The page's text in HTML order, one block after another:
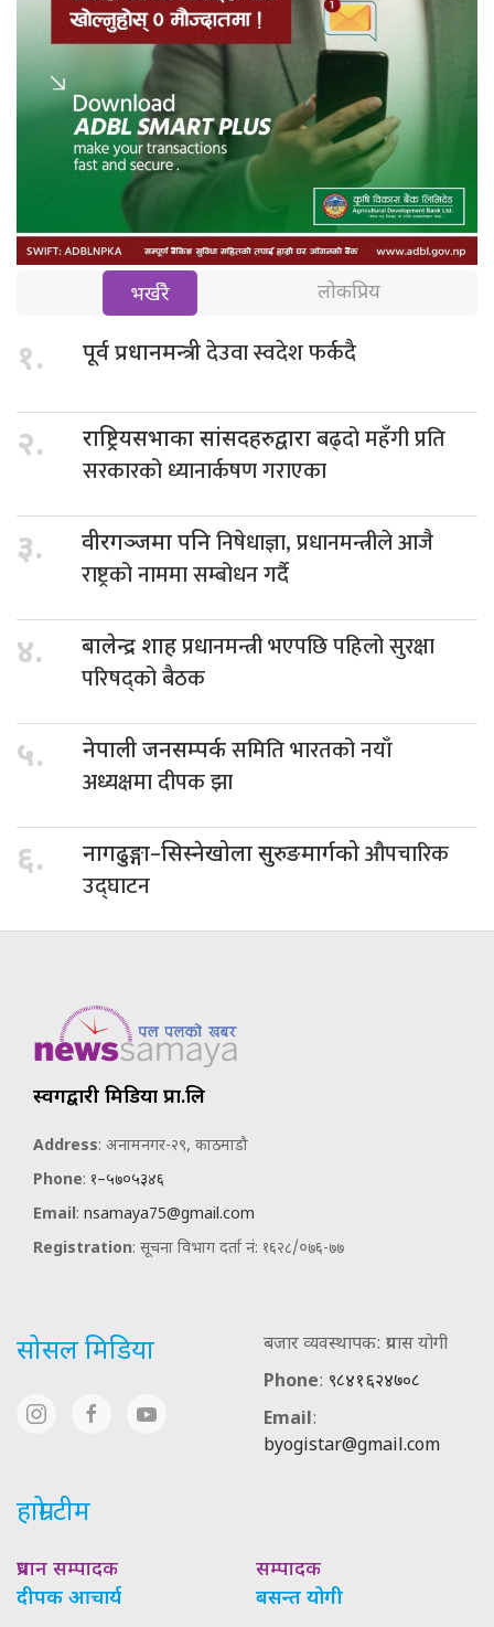
भर्खरै लोकप्रिय
१. पूर्व प्रधानमन्त्रीदेउवा स्वदेश फर्कदै
२. राष्ट्रियसभाका सांसदहरुद्वाराबढ्दो महँगी प्रति
सरकारको ध्यानार्कषण गराएका
३. वीरगञ्जमा पनिनिषेधाज्ञा, प्रधानमन्त्रीले आजै
राष्ट्रको नाममा सम्बोधन गर्दै
४. बालेन्द्र शाहप्रधानमन्त्री भएपछि पहिलो सुरक्षा
परिषद्को बैठक
५. नेपाली जनसम्पर्कसमिति भारतको नयाँ
अध्यक्षमा दीपक झा
६. नागढुङ्गा–सिस्नेखोला सुरुङमार्गकोऔपचारिक
उद्घाटन
स्वर्गद्वारी मिडिया प्रा.लि
Address: अनामनगर-२९, काठमाडौ
Phone: १–५७०५३४६
Email: nsamaya75@gmail.com
Registration: सूचना विभाग दर्ता नं: १६२८/०७६-७७
सोसल मिडिया
बजार व्यवस्थापक: प्रयास योगी
Phone: ९८४१६२४७०८
Email:
byogistar@gmail.com
हाम्रो टीम
प्रधान सम्पादक
दीपक आचार्य
सम्पादक
बसन्त योगी